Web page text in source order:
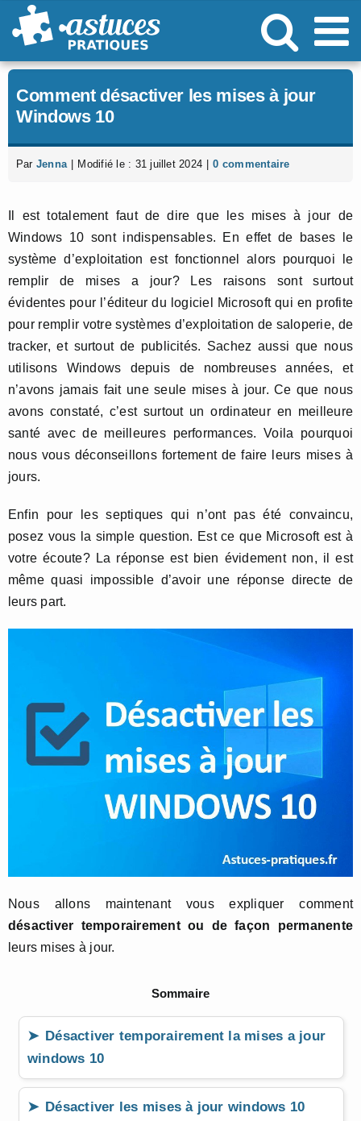
Passer
au
Comment désactiver les mises à jour
Windows 10
Par Jenna Modifié le : 31 juillet 2024 0 commentaire
Il est totalement faut de dire que les mises à jour de
Windows 10 sont indispensables. En effet de bases le
système d’exploitation est fonctionnel alors pourquoi le
remplir de mises a jour? Les raisons sont surtout
évidentes pour l’éditeur du logiciel Microsoft qui en profite
pour remplir votre systèmes d’exploitation de saloperie, de
tracker, et surtout de publicités. Sachez aussi que nous
utilisons Windows depuis de nombreuses années, et
n’avons jamais fait une seule mises à jour. Ce que nous
avons constaté, c’est surtout un ordinateur en meilleure
santé avec de meilleures performances. Voila pourquoi
nous vous déconseillons fortement de faire leurs mises à
jours.
Enfin pour les septiques qui n’ont pas été convaincu,
posez vous la simple question. Est ce que Microsoft est à
votre écoute? La réponse est bien évidement non, il est
même quasi impossible d’avoir une réponse directe de
leurs part.
Nous allons maintenant vous expliquer comment
désactiver temporairement ou de façon permanente
leurs mises à jour.
Sommaire
Désactiver temporairement la mises a jour
windows 10
Désactiver les mises à jour windows 10